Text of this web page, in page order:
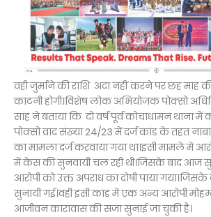
वही जुर्माने की राशि अदा नहीं करने पर छह माह
काटनी होगी।विशेष लोक अभियोजक पोक्सो
साह ने बताया कि दो वर्ष पूर्व कोचाधामन थाना
पोक्सो वाद संख्या 24/23 में दर्ज कांड के तहत
का मामला दर्ज करवाया गया था।इसी मामले में
में केस की सुनवायी चल रही थी।जिसके बाद आज
आरोपी को उक्त अपराध का दोषी पाया
सुनायी गई।वही इसी कांड में एक अन्य आरोपी
आजीवन कारावास की सजा सुनाई जा चुकी है।